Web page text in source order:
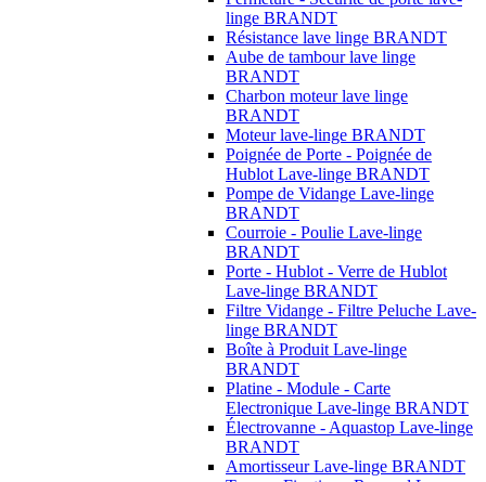
linge BRANDT
Résistance lave linge BRANDT
Aube de tambour lave linge
BRANDT
Charbon moteur lave linge
BRANDT
Moteur lave-linge BRANDT
Poignée de Porte - Poignée de
Hublot Lave-linge BRANDT
Pompe de Vidange Lave-linge
BRANDT
Courroie - Poulie Lave-linge
BRANDT
Porte - Hublot - Verre de Hublot
Lave-linge BRANDT
Filtre Vidange - Filtre Peluche Lave-
linge BRANDT
Boîte à Produit Lave-linge
BRANDT
Platine - Module - Carte
Electronique Lave-linge BRANDT
Électrovanne - Aquastop Lave-linge
BRANDT
Amortisseur Lave-linge BRANDT